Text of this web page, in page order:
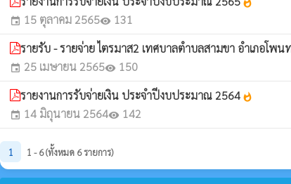
whatshot
event 15 ตุลาคม 2565visibility 131
รายรับ - รายจ่าย ไตรมาส2 เทศบาลตำบลสามขา อำเภอโพน
event 25 เมษายน 2565visibility 150
รายงานการรับจ่ายเงิน ประจำปีงบประมาณ 2564 whatshot
event 14 มิถุนายน 2564visibility 142
1 1 - 6 (ทั้งหมด 6 รายการ)